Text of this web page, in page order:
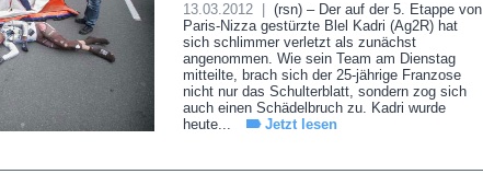
13.03.2012 |
(rsn) – Der auf der 5. Etappe von
Paris-Nizza gestürzte Blel Kadri (Ag2R) hat
sich schlimmer verletzt als zunächst
angenommen. Wie sein Team am Dienstag
mitteilte, brach sich der 25-jährige Franzose
nicht nur das Schulterblatt, sondern zog sich
auch einen Schädelbruch zu. Kadri wurde
heute...
Jetzt lesen